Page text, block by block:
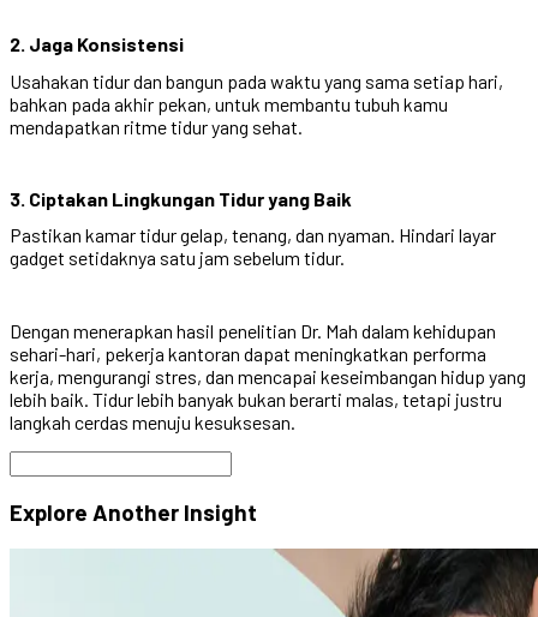
2. Jaga Konsistensi
Usahakan tidur dan bangun pada waktu yang sama setiap hari,
bahkan pada akhir pekan, untuk membantu tubuh kamu
mendapatkan ritme tidur yang sehat.
3. Ciptakan Lingkungan Tidur yang Baik
Pastikan kamar tidur gelap, tenang, dan nyaman. Hindari layar
gadget setidaknya satu jam sebelum tidur.
Dengan menerapkan hasil penelitian Dr. Mah dalam kehidupan
sehari-hari, pekerja kantoran dapat meningkatkan performa
kerja, mengurangi stres, dan mencapai keseimbangan hidup yang
lebih baik. Tidur lebih banyak bukan berarti malas, tetapi justru
langkah cerdas menuju kesuksesan.
Explore Another Insight